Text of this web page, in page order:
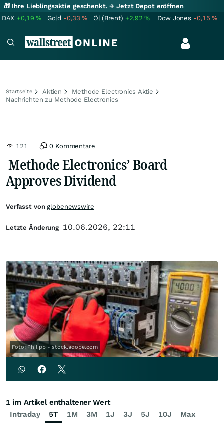
🎁 Ihre Lieblingsaktie geschenkt.→ Jetzt Depot eröffnen
DAX +0,19% Gold -0,33% Öl (Brent) +2,92% Dow Jones -0,15%
Startseite Aktien
Methode Electronics Aktie
Nachrichten zu Methode Electronics
121 0 Kommentare
Methode Electronics’ Board
Approves Dividend
Foto: Philipp - stock.adobe.com
Verfasst vonglobenewswire
Letzte Änderung 10.06.2026, 22:11
Intraday 5T 1M 3M 1J 3J 5J 10J Max
1 im Artikel enthaltener Wert